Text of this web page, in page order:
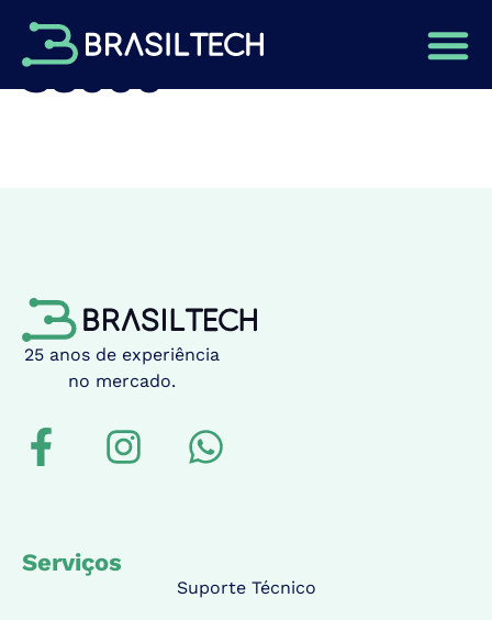
Impressora Coltex
S8000
25 anos de experiência
no mercado.
Serviços
Suporte Técnico